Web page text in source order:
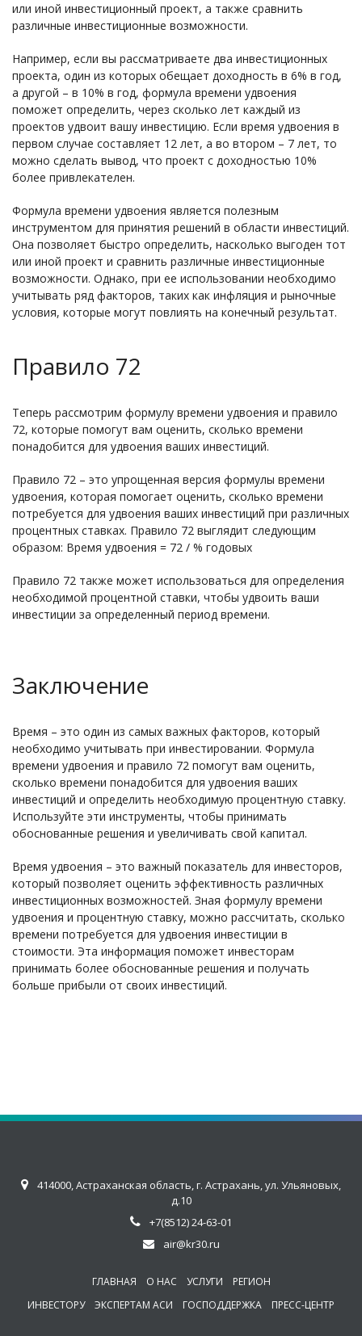
или иной инвестиционный проект, а также сравнить
различные инвестиционные возможности.
Например, если вы рассматриваете два инвестиционных
проекта, один из которых обещает доходность в 6% в год,
а другой – в 10% в год, формула времени удвоения
поможет определить, через сколько лет каждый из
проектов удвоит вашу инвестицию. Если время удвоения в
первом случае составляет 12 лет, а во втором – 7 лет, то
можно сделать вывод, что проект с доходностью 10%
более привлекателен.
Формула времени удвоения является полезным
инструментом для принятия решений в области инвестиций.
Она позволяет быстро определить, насколько выгоден тот
или иной проект и сравнить различные инвестиционные
возможности. Однако, при ее использовании необходимо
учитывать ряд факторов, таких как инфляция и рыночные
условия, которые могут повлиять на конечный результат.
Правило 72
Теперь рассмотрим формулу времени удвоения и правило
72, которые помогут вам оценить, сколько времени
понадобится для удвоения ваших инвестиций.
Правило 72 – это упрощенная версия формулы времени
удвоения, которая помогает оценить, сколько времени
потребуется для удвоения ваших инвестиций при различных
процентных ставках. Правило 72 выглядит следующим
образом: Время удвоения = 72 / % годовых
Правило 72 также может использоваться для определения
необходимой процентной ставки, чтобы удвоить ваши
инвестиции за определенный период времени.
Заключение
Время – это один из самых важных факторов, который
необходимо учитывать при инвестировании. Формула
времени удвоения и правило 72 помогут вам оценить,
сколько времени понадобится для удвоения ваших
инвестиций и определить необходимую процентную ставку.
Используйте эти инструменты, чтобы принимать
обоснованные решения и увеличивать свой капитал.
Время удвоения – это важный показатель для инвесторов,
который позволяет оценить эффективность различных
инвестиционных возможностей. Зная формулу времени
удвоения и процентную ставку, можно рассчитать, сколько
времени потребуется для удвоения инвестиции в
стоимости. Эта информация поможет инвесторам
принимать более обоснованные решения и получать
больше прибыли от своих инвестиций.
414000, Астраханская область, г. Астрахань, ул. Ульяновых,
д.10
+7(8512) 24-63-01
air@kr30.ru
ГЛАВНАЯ О НАС УСЛУГИ
РЕГИОН
ИНВЕСТОРУ
ЭКСПЕРТАМ АСИ ГОСПОДДЕРЖКА ПРЕСС-ЦЕНТР